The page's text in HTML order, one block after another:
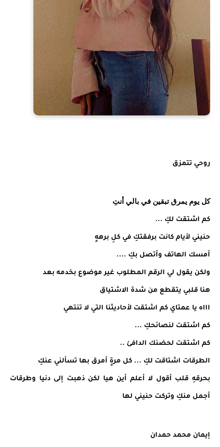
روحي تتمزق
كل يوم يمرق تبقين في بالي أنتِ
كم اشتقت لكِ ...
حنيني لأيام كانت برفقتكِ في كلِ برههٍ
أمسك الهاتف وأتصل بكِ ....
ولكن يقول لي الرقم المطلوب غير موضوع بخدمه بعد
هنا قلبي يتقطع من شدة الاشتياق
اااه يا عمتاي كم اشتقت لأحاديثنا التي لا تنتهي
كم اشتقت لنصائحكِ ...
كم اشتقت لحضنك الدافئ ..
الطرقات اشتاقت لكِ ... كل مرةٍ أمرق بها تسألني عنكِ
بحرقهِ قلب أقول لا أعلم أين هيا لكن ذهبت إلى دنيا وطرقات
أجمل منكِ وتركت حنيني لها
إيمان محمد حمدان